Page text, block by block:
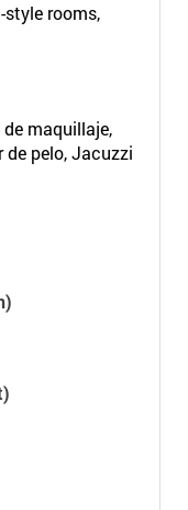
style rooms,
de maquillaje,
de pelo, Jacuzzi